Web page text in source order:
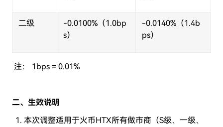
二级 -0.0100% （1 .0bp
s）
-0.0140% （1 .4b
ps）
注： 1bps = 0.01%
二、生效说明
本次调整适用于火币HTX所有做市商（S级、一级、